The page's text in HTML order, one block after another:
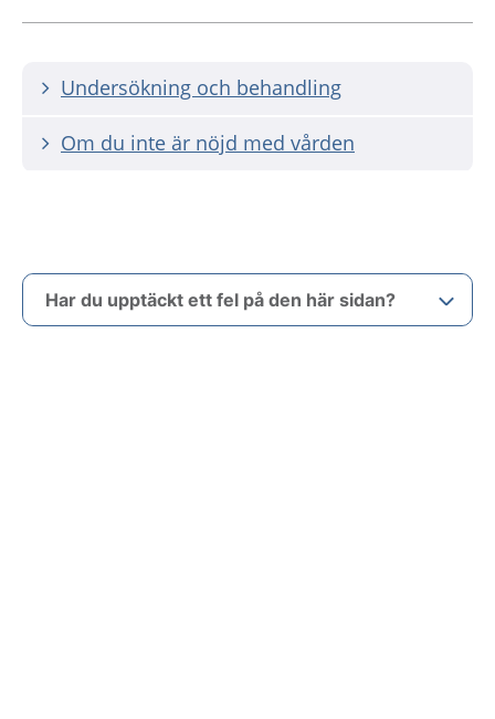
Undersökning och behandling
Om du inte är nöjd med vården
Har du upptäckt ett fel på den här sidan?